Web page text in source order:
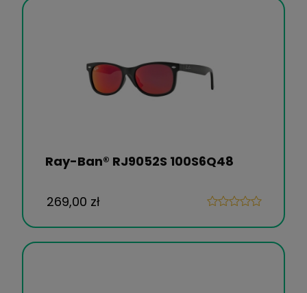
Ray-Ban® RJ9052S 100S6Q48
269,00 zł